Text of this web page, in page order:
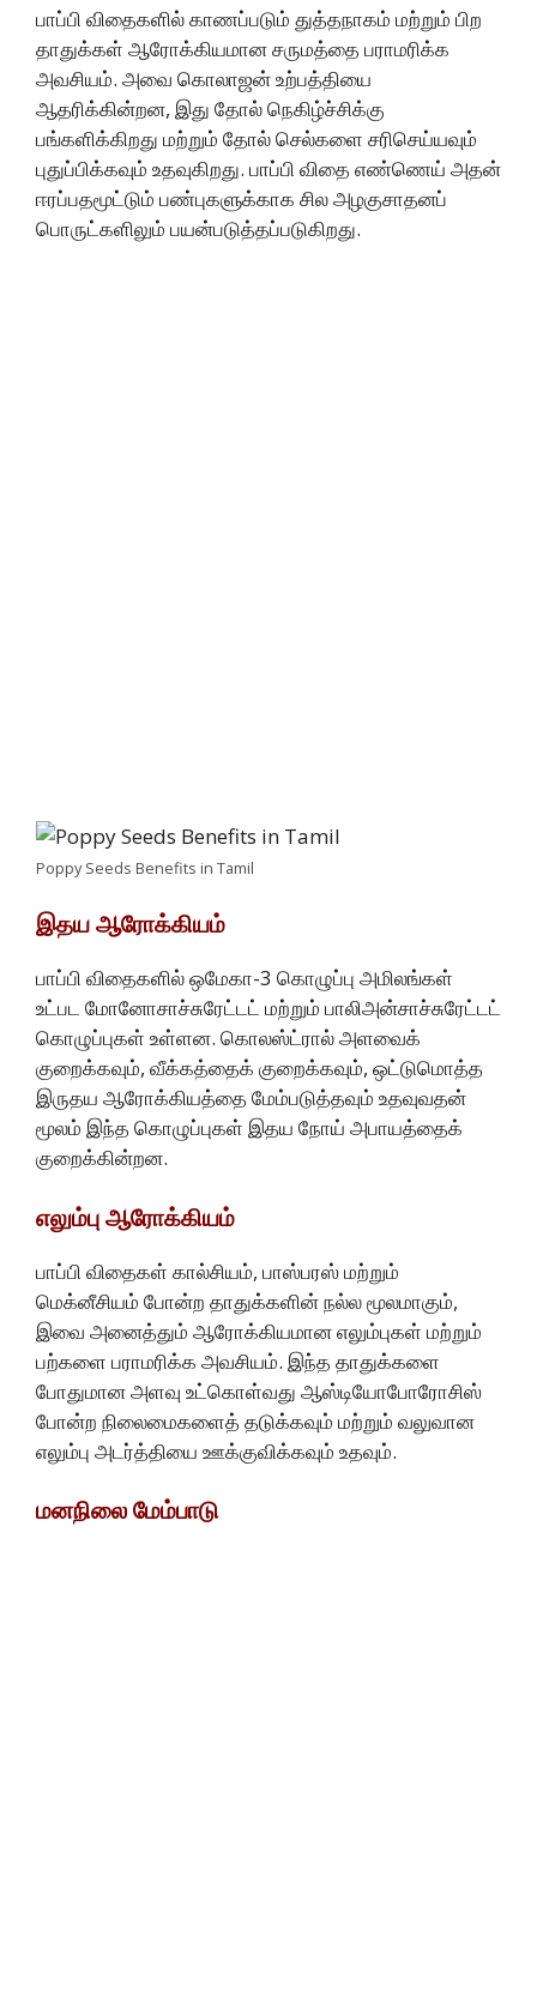
பாப்பி விதைகளில் காணப்படும் துத்தநாகம் மற்றும் பிற
தாதுக்கள் ஆரோக்கியமான சருமத்தை பராமரிக்க
அவசியம். அவை கொலாஜன் உற்பத்தியை
ஆதரிக்கின்றன, இது தோல் நெகிழ்ச்சிக்கு
பங்களிக்கிறது மற்றும் தோல் செல்களை சரிசெய்யவும்
புதுப்பிக்கவும் உதவுகிறது. பாப்பி விதை எண்ணெய் அதன்
ஈரப்பதமூட்டும் பண்புகளுக்காக சில அழகுசாதனப்
பொருட்களிலும் பயன்படுத்தப்படுகிறது.
Poppy Seeds Benefits in Tamil
இதய ஆரோக்கியம்
பாப்பி விதைகளில் ஒமேகா-3 கொழுப்பு அமிலங்கள்
உட்பட மோனோசாச்சுரேட்டட் மற்றும் பாலிஅன்சாச்சுரேட்டட்
கொழுப்புகள் உள்ளன. கொலஸ்ட்ரால் அளவைக்
குறைக்கவும், வீக்கத்தைக் குறைக்கவும், ஒட்டுமொத்த
இருதய ஆரோக்கியத்தை மேம்படுத்தவும் உதவுவதன்
மூலம் இந்த கொழுப்புகள் இதய நோய் அபாயத்தைக்
குறைக்கின்றன.
எலும்பு ஆரோக்கியம்
பாப்பி விதைகள் கால்சியம், பாஸ்பரஸ் மற்றும்
மெக்னீசியம் போன்ற தாதுக்களின் நல்ல மூலமாகும்,
இவை அனைத்தும் ஆரோக்கியமான எலும்புகள் மற்றும்
பற்களை பராமரிக்க அவசியம். இந்த தாதுக்களை
போதுமான அளவு உட்கொள்வது ஆஸ்டியோபோரோசிஸ்
போன்ற நிலைமைகளைத் தடுக்கவும் மற்றும் வலுவான
எலும்பு அடர்த்தியை ஊக்குவிக்கவும் உதவும்.
மனநிலை மேம்பாடு